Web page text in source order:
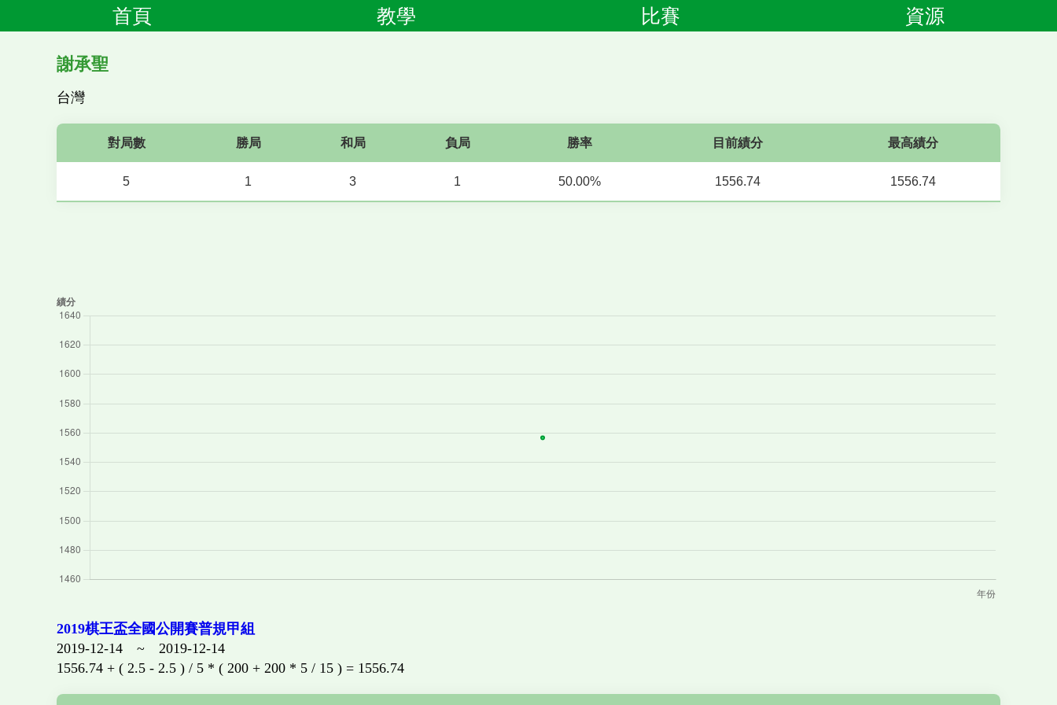
首頁 教學 比賽 資源
謝承聖
台灣
對局數 勝局 和局 負局 勝率 目前績分 最高績分
5 1 3 1 50.00% 1556.74 1556.74
2019棋王盃全國公開賽普規甲組
2019-12-14 ~ 2019-12-14
1556.74 + ( 2.5 - 2.5 ) / 5 * ( 200 + 200 * 5 / 15 ) = 1556.74